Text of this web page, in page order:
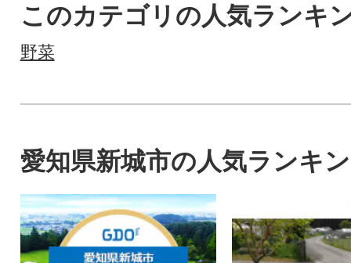
このカテゴリの人気ランキ
野菜
愛知県新城市の人気ランキ